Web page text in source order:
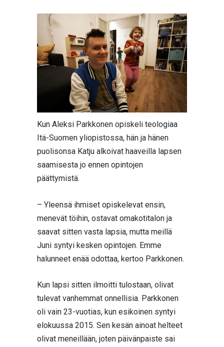
Kun Aleksi Parkkonen opiskeli teologiaa
Itä-Suomen yliopistossa, hän ja hänen
puolisonsa Katju alkoivat haaveilla lapsen
saamisesta jo ennen opintojen
päättymistä.
– Yleensä ihmiset opiskelevat ensin,
menevät töihin, ostavat omakotitalon ja
saavat sitten vasta lapsia, mutta meillä
Juni syntyi kesken opintojen. Emme
halunneet enää odottaa, kertoo Parkkonen.
Kun lapsi sitten ilmoitti tulostaan, olivat
tulevat vanhemmat onnellisia. Parkkonen
oli vain 23-vuotias, kun esikoinen syntyi
elokuussa 2015. Sen kesän ainoat helteet
olivat meneillään, joten päivänpaiste sai